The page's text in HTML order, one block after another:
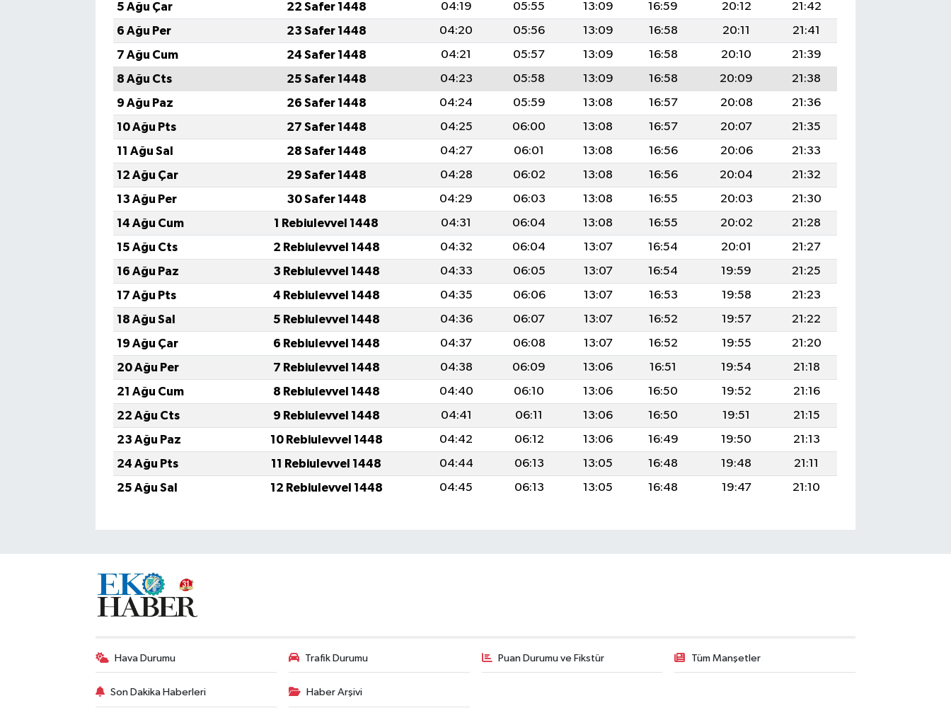
5 Ağu Çar
22 Safer 1448 04:19 05:55 13:09 16:59 20:12
21:42
6 Ağu Per
23 Safer 1448 04:20 05:56 13:09 16:58 20:11
21:41
7 Ağu Cum
24 Safer 1448 04:21 05:57 13:09 16:58 20:10
21:39
8 Ağu Cts
25 Safer 1448 04:23 05:58 13:09 16:58 20:09
21:38
9 Ağu Paz
26 Safer 1448 04:24 05:59 13:08 16:57 20:08
21:36
10 Ağu Pts
27 Safer 1448 04:25 06:00 13:08 16:57 20:07
21:35
11 Ağu Sal
28 Safer 1448 04:27 06:01 13:08 16:56 20:06
21:33
12 Ağu Çar
29 Safer 1448 04:28 06:02 13:08 16:56 20:04
21:32
13 Ağu Per
30 Safer 1448 04:29 06:03 13:08 16:55 20:03
21:30
14 Ağu Cum
1 Rebiulevvel 1448 04:31 06:04 13:08 16:55 20:02
21:28
15 Ağu Cts
2 Rebiulevvel 1448 04:32 06:04 13:07 16:54 20:01
21:27
16 Ağu Paz
3 Rebiulevvel 1448 04:33 06:05 13:07 16:54 19:59
21:25
17 Ağu Pts
4 Rebiulevvel 1448 04:35 06:06 13:07 16:53 19:58
21:23
18 Ağu Sal
5 Rebiulevvel 1448 04:36 06:07 13:07 16:52 19:57
21:22
19 Ağu Çar
6 Rebiulevvel 1448 04:37 06:08 13:07 16:52 19:55
21:20
20 Ağu Per
7 Rebiulevvel 1448 04:38 06:09 13:06 16:51 19:54
21:18
21 Ağu Cum
8 Rebiulevvel 1448 04:40 06:10 13:06 16:50 19:52
21:16
22 Ağu Cts
9 Rebiulevvel 1448 04:41 06:11 13:06 16:50 19:51
21:15
23 Ağu Paz
10 Rebiulevvel 1448 04:42 06:12 13:06 16:49 19:50
21:13
24 Ağu Pts
11 Rebiulevvel 1448 04:44 06:13 13:05 16:48 19:48
21:11
25 Ağu Sal
12 Rebiulevvel 1448 04:45 06:13 13:05 16:48 19:47 21:10
Hava Durumu Trafik Durumu Puan Durumu ve Fikstür Tüm Manşetler
Son Dakika Haberleri Haber Arşivi